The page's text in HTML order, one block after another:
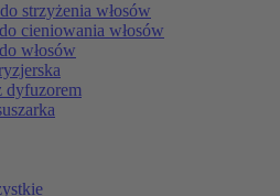
strzyżenia włosów
cieniowania włosów
włosów
dyfuzorem